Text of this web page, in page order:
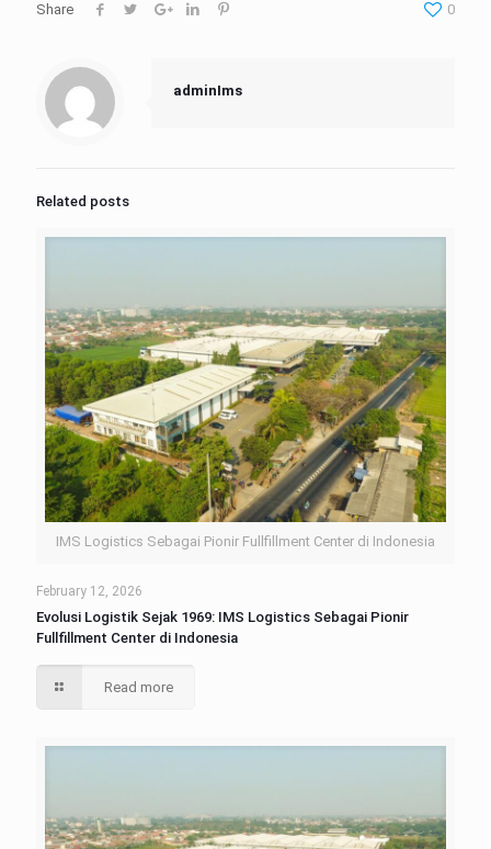
Share 0
adminIms
Related posts
IMS Logistics Sebagai Pionir Fullfillment Center di Indonesia
February 12, 2026
Evolusi Logistik Sejak 1969: IMS Logistics Sebagai Pionir
Fullfillment Center di Indonesia
Read more